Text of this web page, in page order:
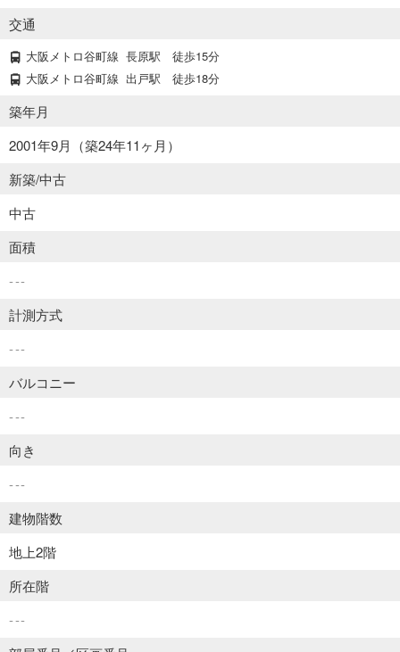
交通
大阪メトロ谷町線 長原駅
徒歩15分
大阪メトロ谷町線 出戸駅 徒歩18分
築年月
2001年9月（築24年11ヶ月）
新築/中古
中古
面積
---
計測方式
---
バルコニー
---
向き
---
建物階数
地上2階
所在階
---